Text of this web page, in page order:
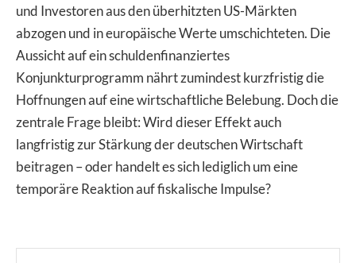
und Investoren aus den überhitzten US-Märkten
abzogen und in europäische Werte umschichteten. Die
Aussicht auf ein schuldenfinanziertes
Konjunkturprogramm nährt zumindest kurzfristig die
Hoffnungen auf eine wirtschaftliche Belebung. Doch die
zentrale Frage bleibt: Wird dieser Effekt auch
langfristig zur Stärkung der deutschen Wirtschaft
beitragen – oder handelt es sich lediglich um eine
temporäre Reaktion auf fiskalische Impulse?